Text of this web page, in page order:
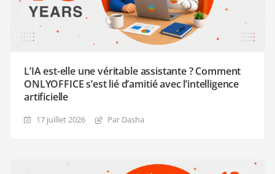
L’IA est-elle une véritable assistante ? Comment
ONLYOFFICE s’est lié d’amitié avec l’intelligence
artificielle
17 juillet 2026 Par Dasha